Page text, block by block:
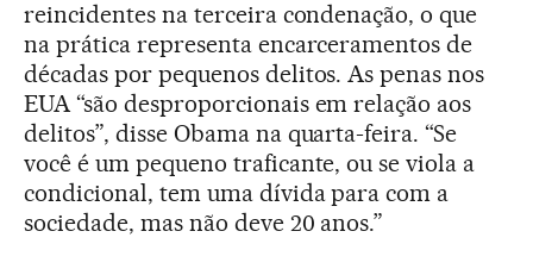
reincidentes na terceira condenação, o que
na prática representa encarceramentos de
décadas por pequenos delitos. As penas nos
EUA “são desproporcionais em relação aos
delitos”, disse Obama na quarta-feira. “Se
você é um pequeno traficante, ou se viola a
condicional, tem uma dívida para com a
sociedade, mas não deve 20 anos.”